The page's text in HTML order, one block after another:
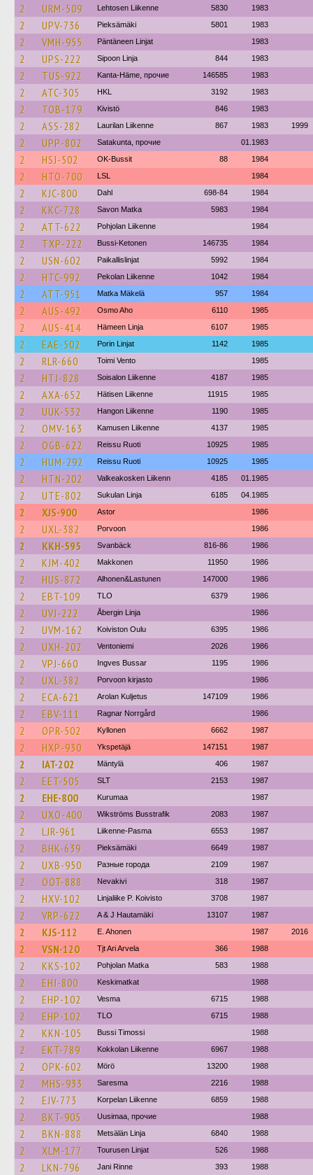
2 URM-509 Lehtosen Liikenne 5830 1983
2 UPV-736 Pieksämäki 5801 1983
2 VMH-955 Päntäneen Linjat 1983
2 UPS-222 Sipoon Linja 844 1983
2 TUS-922 Kanta-Häme, прочие 146585 1983
2 ATC-305 HKL 3192 1983
2 TOB-179 Kivistö 846 1983
2 ASS-282 Laurilan Liikenne 867 1983 1999
2 UPP-802 Satakunta, прочие 01.1983
2 HSJ-502 OK-Bussit 88 1984
2 HTO-700 LSL 1984
2 KJC-800 Dahl 698-84 1984
2 KKC-728 Savon Matka 5983 1984
2 ATT-622 Pohjolan Liikenne 1984
2 TXP-222 Bussi-Ketonen 146735 1984
2 USN-602 Paikallislinjat 5992 1984
2 HTC-992 Pekolan Liikenne 1042 1984
2 ATT-951 Matka Mäkelä 957 1984
2 AUS-492 Osmo Aho 6110 1985
2 AUS-414 Hämeen Linja 6107 1985
2 EAE-502 Porin Linjat 1142 1985
2 RLR-660 Toimi Vento 1985
2 HTJ-828 Soisalon Liikenne 4187 1985
2 AXA-652 Hätisen Liikenne 11915 1985
2 UUK-532 Hangon Liikenne 1190 1985
2 OMV-163 Kamusen Liikenne 4137 1985
2 OGB-622 Reissu Ruoti 10925 1985
2 HUM-292 Reissu Ruoti 10925 1985
2 HTN-202 Valkeakosken Liikenn 4185 01.1985
2 UTE-802 Sukulan Linja 6185 04.1985
2 XJS-900 Astor 1986
2 UXL-382 Porvoon 1986
2 KKH-595 Svanbäck 816-86 1986
2 KJM-402 Makkonen 11950 1986
2 HUS-872 Alhonen&Lastunen 147000 1986
2 EBT-109 TLO 6379 1986
2 UVJ-222 Åbergin Linja 1986
2 UVM-162 Koiviston Oulu 6395 1986
2 UXH-202 Ventoniemi 2026 1986
2 VPJ-660 Ingves Bussar 1195 1986
2 UXL-382 Porvoon kirjasto 1986
2 ECA-621 Arolan Kuljetus 147109 1986
2 EBV-111 Ragnar Norrgård 1986
2 OPR-502 Kyllonen 6662 1987
2 HXP-930 Ykspetäjä 147151 1987
2 IAT-202 Mäntylä 406 1987
2 EET-505 SLT 2153 1987
2 EHE-800 Kurumaa 1987
2 UXO-400 Wikströms Busstrafik 2083 1987
2 LJR-961 Liikenne-Pasma 6553 1987
2 BHK-639 Pieksämäki 6649 1987
2 UXB-950 Разные города 2109 1987
2 OOT-888 Nevakivi 318 1987
2 HXV-102 Linjaliike P. Koivisto 3708 1987
2 VRP-622 A & J Hautamäki 13107 1987
2 KJS-112 E. Ahonen 1987 2016
2 VSN-120 Tjt Ari Arvela 366 1988
2 KKS-102 Pohjolan Matka 583 1988
2 EHJ-800 Keskimatkat 1988
2 EHP-102 Vesma 6715 1988
2 EHP-102 TLO 6715 1988
2 KKN-105 Bussi Timossi 1988
2 EKT-789 Kokkolan Liikenne 6967 1988
2 OPK-602 Mörö 13200 1988
2 MHS-933 Saresma 2216 1988
2 EJV-773 Korpelan Liikenne 6859 1988
2 BKT-905 Uusimaa, прочие 1988
2 BKN-888 Metsälän Linja 6840 1988
2 XLM-177 Tourusen Linjat 526 1988
2 LKN-796 Jani Rinne 393 1988